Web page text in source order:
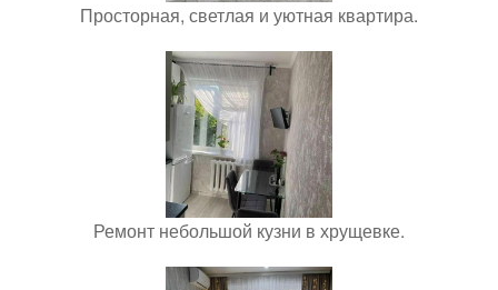
Просторная, светлая и уютная квартира.
Ремонт небольшой кузни в хрущевке.